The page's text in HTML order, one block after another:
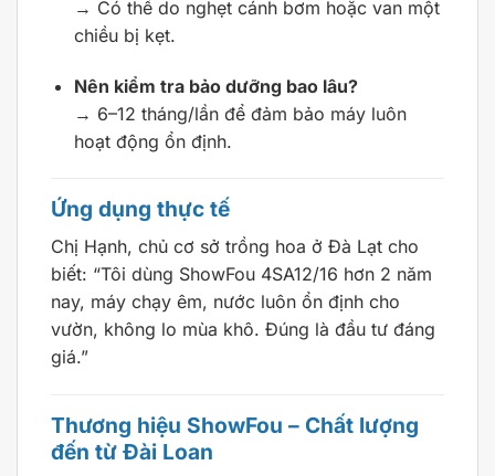
→ Có thể do nghẹt cánh bơm hoặc van một
chiều bị kẹt.
Nên kiểm tra bảo dưỡng bao lâu?
→ 6–12 tháng/lần để đảm bảo máy luôn
hoạt động ổn định.
Ứng dụng thực tế
Chị Hạnh, chủ cơ sở trồng hoa ở Đà Lạt cho
biết: “Tôi dùng ShowFou 4SA12/16 hơn 2 năm
nay, máy chạy êm, nước luôn ổn định cho
vườn, không lo mùa khô. Đúng là đầu tư đáng
giá.”
Thương hiệu ShowFou – Chất lượng
đến từ Đài Loan